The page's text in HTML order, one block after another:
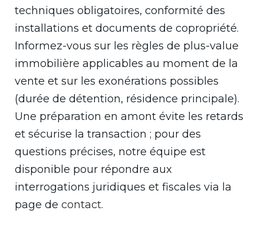
techniques obligatoires, conformité des
installations et documents de copropriété.
Informez-vous sur les règles de plus-value
immobilière applicables au moment de la
vente et sur les exonérations possibles
(durée de détention, résidence principale).
Une préparation en amont évite les retards
et sécurise la transaction ; pour des
questions précises, notre équipe est
disponible pour répondre aux
interrogations juridiques et fiscales via la
page de contact.